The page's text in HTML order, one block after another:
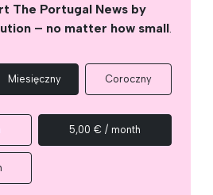
The Portugal News by
– no matter how small.
Miesięczny Coroczny
5,00 € / month